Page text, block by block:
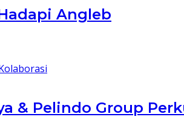
Angleb
& Pelindo Group